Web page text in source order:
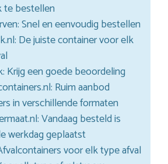
te bestellen
Snel en eenvoudig bestellen
De juiste container voor elk
Krijg een goede beoordeling
Ruim aanbod
in verschillende formaten
Vandaag besteld is
werkdag geplaatst
voor elk type afval